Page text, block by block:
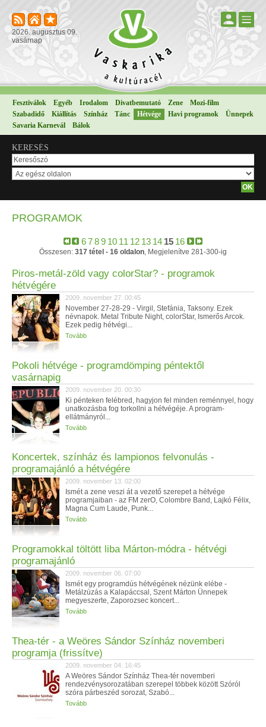
2026. augusztus 09.
vasárnap
Fesztiválok Egyéb Irodalom Divatbemutató Zene
Mozi-film
Szabadidő
Kiállítás Színház Tánc Hétvége Havi programok
Ünnepek
Savaria Karnevál
Bálok
KERESÉS
PROGRAMOK
6789 10 11 12 13 14 15 16
Összesen: 317 tétel - 16 oldalon, Megjelenítve 281-300-ig
Piros-metál-zöld vagy colorStar? - programok
hétvégére
2009. november 27. 00:45
November 27-28-29 - Virgil, Stefánia, Taksony. Ezek
névnapok. Metal Tribute Night, colorStar, Ismerős Arcok.
Ezek pedig hétvégi...
Tovább
Pokoli hétvége - programdömping péntektől
vasárnapig
2009. november 20. 00:30
Ki pénteken felébred, hagyjon fel minden reménnyel, hogy
unatkozásba fog torkollni a hétvégéje. A program-
ellátmányról...
Tovább
Koncertek, színház és lampionos felvonulás -
programajánló a hétvégére
2009. november 13. 02:00
Ismét a zene veszi át a vezető szerepet a hétvége
programjaiban - az FM zerO, Colombre Band, Lajkó Félix,
Magna Cum Laude, Punk...
Tovább
Programokkal töltött liba Márton-módra - hétvégi
programajánló
2009. november 06. 07:00
Ismét egy programdús hétvégének nézünk elébe -
Metálzúzás a Kalapáccsal, Szent Márton Ünnepek
megyeszerte, Zaporozsec koncert...
Tovább
Thea-tér - a Weöres Sándor Színház novemberi
programja (frissítve)
2009. november 04. 16:45
A Weöres Sándor Színház Thea-tér novemberi
rendezvénysorozatában szerepel többek között Szóról
szóra párbeszéd sorozat, Szabó...
Tovább